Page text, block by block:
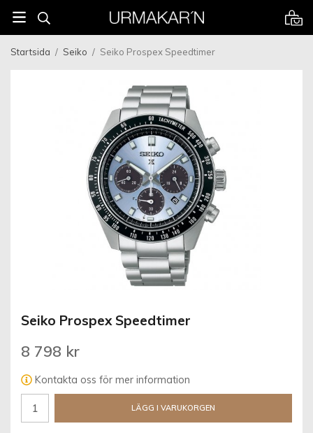
Startsida / Seiko / Seiko Prospex Speedtimer
Seiko Prospex Speedtimer
8 798 kr
Kontakta oss för mer information
LÄGG I VARUKORGEN